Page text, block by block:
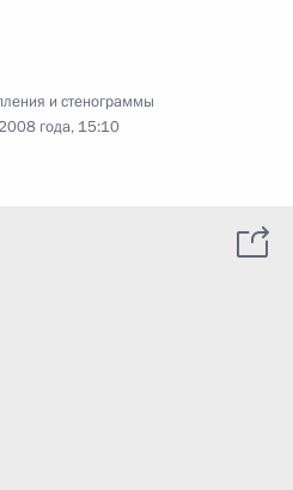
и стенограммы
года, 15:10